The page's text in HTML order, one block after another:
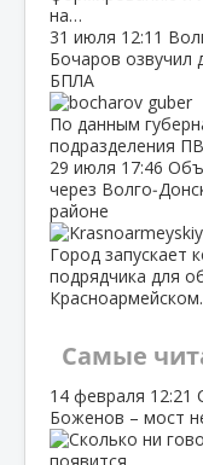
на…
31 июля 12:11
Бочаров озвучил
БПЛА
По данным
подразделения
29 июля 17:46
через
районе
Город запускает
подрядчика для
Самые
14 февраля 12:21
Боженов – мост